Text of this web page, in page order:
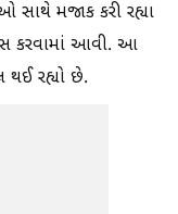
મજાક કરી રહ્યા
કરવામાં આવી. આ
થઈ રહ્યો છે.